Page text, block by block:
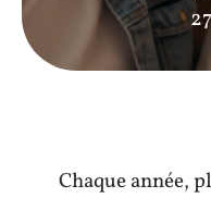
Chaque année,